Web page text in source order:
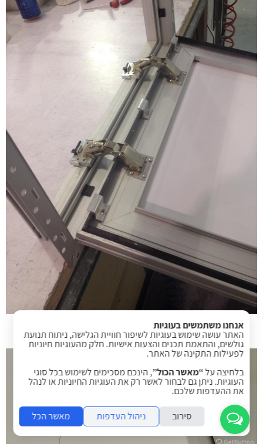
פתחי שרות איכותיים תוצרת ישראל
אנחנו משתמשים בעוגיות
האתר עושה שימוש בעוגיות לשיפור חוויית הגלישה, ניתוח תנועת
גולשים, והתאמת תכנים והצעות אישיות. חלק מהעוגיות חיוניות
לפעילות התקינה של האתר.
בלחיצה על“מאשר הכול”, הינכם מסכימים לשימוש בכל סוגי
העוגיות. ניתן גם לבחור לאשר רק את העוגיות החיוניות או לנהל
את ההעדפות שלכם.
סירוב ניהול העדפות מאשר הכל